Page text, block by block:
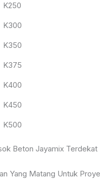
K250
K300
K350
K375
K400
K450
K500
Beton Jayamix Terdekat
Yang Matang Untuk